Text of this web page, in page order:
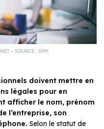
– SOURCE : SPM
doivent mettre en
légales pour en
afficher le nom, prénom
l’entreprise, son
Selon le statut de